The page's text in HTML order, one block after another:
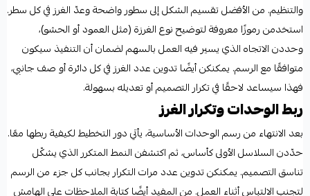
والتنظيم. من الأفضل تقسيم الشكل إلى سطور واضحة وعدّ الغرز في كل سطر.
استخدمن رموزًا معروفة لتوضيح نوع الغرزة (مثل العمود أو الحشو)،
وحددن الاتجاه الذي يسير فيه العمل بالسهم لضمان أن التنفيذ سيكون
متوافقًا مع الرسم. يمكنكن أيضًا تدوين عدد الغرز في كل دائرة أو صف جانبي،
فهذا سيساعد لاحقًا في تكرار التصميم أو تعديله بسهولة.
ربط الوحدات وتكرار الغرز
بعد الانتهاء من رسم الوحدات الأساسية، يأتي دور التخطيط لكيفية ربطها معًا.
حدّدن السلاسل الأولى كأساس، ثم اكتشفن النمط المتكرر الذي يشكّل
تناسق التصميم. يمكنكن تدوين عدد مرات التكرار بجانب كل جزء من الرسم
لتجنب الالتباس أثناء العمل. من المفيد أيضًا كتابة الملاحظات على الهامش